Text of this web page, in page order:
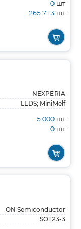
0 шт
265 713 шт
NEXPERIA
LLDS; MiniMelf
5 000 шт
0 шт
ON Semiconductor
SOT23-3